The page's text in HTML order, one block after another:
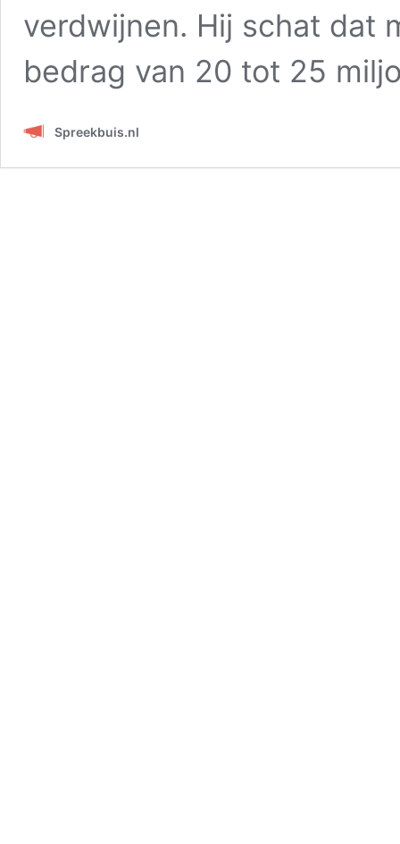
verdwijnen. Hij schat dat
bedrag van 20 tot 25
Spreekbuis.nl